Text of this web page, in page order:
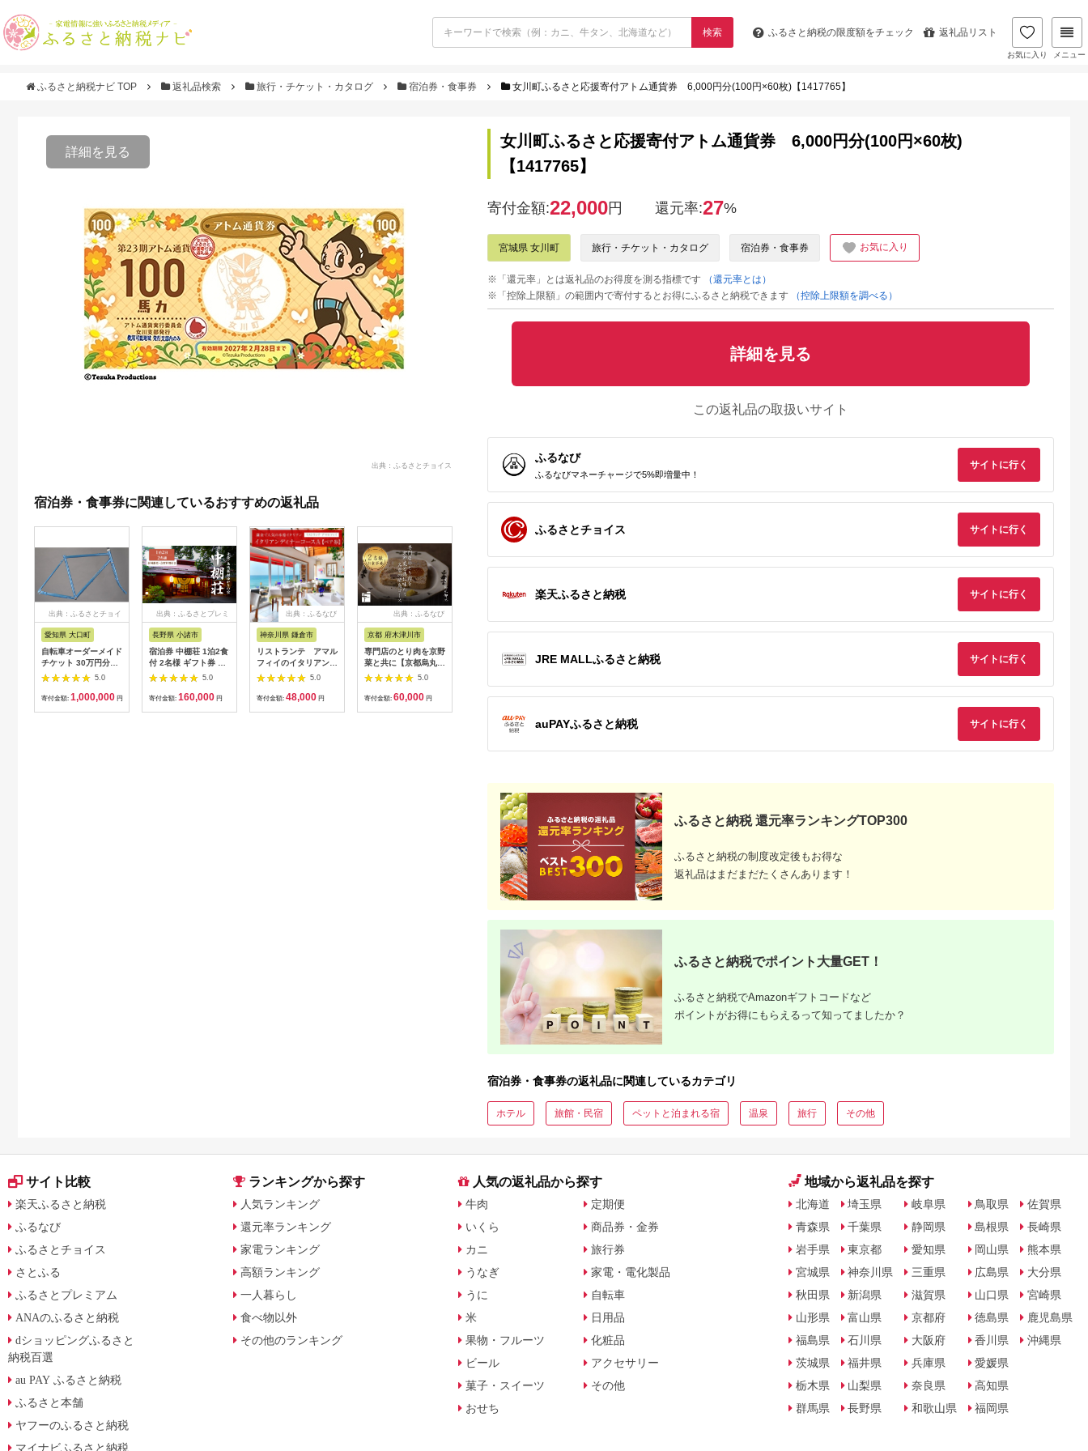
検索 ふるさと納税の限度額をチェック 返礼品リスト
お気に入り メニュー
ふるさと納税ナビ TOP 返礼品検索 旅行・チケット・カタログ 宿泊券・食事券 女川町ふるさと応援寄付アトム通貨券 6,000円分(100円×60枚)【1417765】
詳細を見る
出典：ふるさとチョイス
宿泊券・食事券に関連しているおすすめの返礼品
出典：ふるさとチョイ
愛知県 大口町
自転車オーダーメイド
チケット 30万円分
【1360365】
5.0
寄付金額: 1,000,000 円
出典：ふるさとプレミ
長野県 小諸市
宿泊券 中棚荘 1泊2食
付 2名様 ギフト券 チ
ケット 券 宿泊 旅行
5.0
寄付金額: 160,000 円
出典：ふるなび
神奈川県 鎌倉市
リストランテ アマル
フィイのイタリアンデ
ィナーコースA ペア
5.0
寄付金額: 48,000 円
出典：ふるなび
京都 府木津川市
専門店のとり肉を京野
菜と共に【京都烏丸御
池】で味わう2名様焼
鳥コースお食事券
064-15
5.0
寄付金額: 60,000 円
長崎県
界 雲仙 ふるさと納
税宿泊ギフト券
リゾート】
寄付金額:50,000円
埼玉県 飯能市
お食事券(ペア) チケッ
寄付金額:14,000円
宮崎県 都城市
C701_(都城市) ゴルフ
ゴルフクラブ ダンロ
フェアウェイウッド
寄付金額:1,000,000円
群馬県 長野原町
さと感謝券（3,000円
分）
寄付金額:10,000円
出典：ふるさとプレミ
秋田県 にかほ市
ア宿泊券[2名:1泊朝食
付・スタンダードツイ
ン] 旅行券 チケット
5.0
寄付金額:51,000円
出典：ふるさとチョ
静岡県 島田市
総合スポーツセンタ
利用回数券12枚綴り
（プールorトレーニ
グ室)
寄付金額:14,000
女川町ふるさと応援寄付アトム通貨券 6,000円分(100円×60枚)
【1417765】
寄付金額:22,000円 還元率:27%
宮城県 女川町 旅行・チケット・カタログ 宿泊券・食事券 お気に入り
※「還元率」とは返礼品のお得度を測る指標です
（還元率とは）
※「控除上限額」の範囲内で寄付するとお得にふるさと納税できます
（控除上限額を調べる）
詳細を見る
この返礼品の取扱いサイト
ふるなび
ふるなびマネーチャージで5%即増量中！
サイトに行く
ふるさとチョイス サイトに行く
楽天ふるさと納税 サイトに行く
JRE MALLふるさと納税 サイトに行く
auPAYふるさと納税 サイトに行く
ふるさと納税 還元率ランキングTOP300
ふるさと納税の制度改定後もお得な
返礼品はまだまだたくさんあります！
ふるさと納税でポイント大量GET！
ふるさと納税でAmazonギフトコードなど
ポイントがお得にもらえるって知ってましたか？
宿泊券・食事券の返礼品に関連しているカテゴリ
ホテル 旅館・民宿 ペットと泊まれる宿 温泉 旅行 その他
サイト比較
楽天ふるさと納税
ふるなび
ふるさとチョイス
さとふる
ふるさとプレミアム
ANAのふるさと納税
dショッピングふるさと
納税百選
au PAY ふるさと納税
ふるさと本舗
ヤフーのふるさと納税
マイナビふるさと納税
ランキングから探す
人気ランキング
還元率ランキング
家電ランキング
高額ランキング
一人暮らし
食べ物以外
その他のランキング
人気の返礼品から探す
牛肉
いくら
カニ
うなぎ
うに
米
果物・フルーツ
ビール
菓子・スイーツ
おせち
定期便
商品券・金券
旅行券
家電・電化製品
自転車
日用品
化粧品
アクセサリー
その他
地域から返礼品を探す
北海道
青森県
岩手県
宮城県
秋田県
山形県
福島県
茨城県
栃木県
群馬県
埼玉県
千葉県
東京都
神奈川県
新潟県
富山県
石川県
福井県
山梨県
長野県
岐阜県
静岡県
愛知県
三重県
滋賀県
京都府
大阪府
兵庫県
奈良県
和歌山県
鳥取県
島根県
岡山県
広島県
山口県
徳島県
香川県
愛媛県
高知県
福岡県
佐賀県
長崎県
熊本県
大分県
宮崎県
鹿児島県
沖縄県